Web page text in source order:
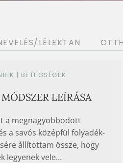
LÉLEKTAN
| BETEGSÉGEK
MÓDSZER LEÍRÁSA
a megnagyobbodott
a savós középfül folyadék-
állítottam össze, hogy
legyenek vele…